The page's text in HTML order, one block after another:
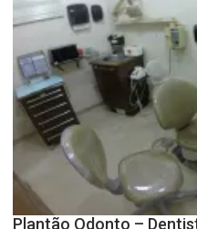
Plantão Odonto –